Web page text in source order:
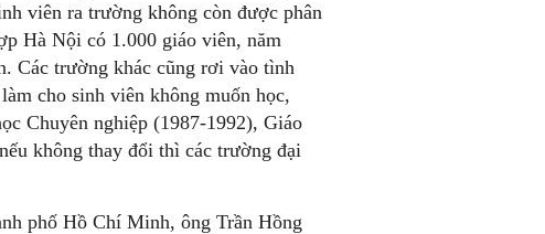
viên ra trường không còn được phân
Hà Nội có 1.000 giáo viên, năm
Các trường khác cũng rơi vào tình
cho sinh viên không muốn học,
Chuyên nghiệp (1987-1992), Giáo
không thay đổi thì các trường đại
phố Hồ Chí Minh, ông Trần Hồng